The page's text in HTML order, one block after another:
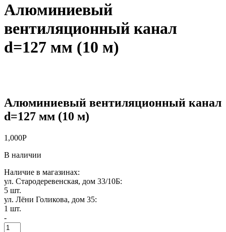
Алюминиевый
вентиляционный канал
d=127 мм (10 м)
Алюминиевый вентиляционный канал
d=127 мм (10 м)
1,000Р
В наличии
Наличие в магазинах:
ул. Стародеревенская, дом 33/10Б:
5 шт.
ул. Лёни Голикова, дом 35:
1 шт.
-